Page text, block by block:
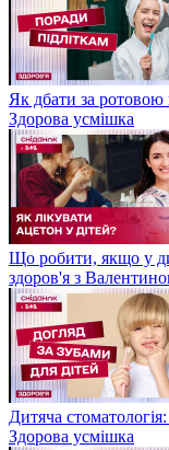
Як дбати за ротовою
Здорова усмішка
Що робити, якщо у
здоров'я з
Дитяча
Здорова усмішка